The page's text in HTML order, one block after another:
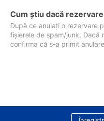
Cum ştiu dacă
După ce anulați o rezervare
fișierele de spam/junk. Dacă
confirma că s-a primit